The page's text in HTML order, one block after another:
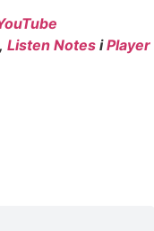
,Listen Notes iPlayer